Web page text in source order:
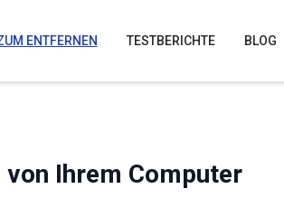
ENTFERNEN TESTBERICHTE BLOG
Ihrem Computer